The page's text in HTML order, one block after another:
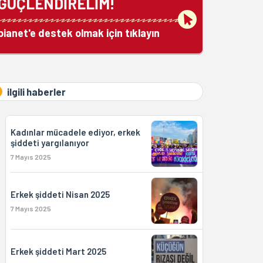
destek olmak için tıklayın
ilgili haberler
Kadınlar mücadele ediyor, erkek
şiddeti yargılanıyor
7 Mayıs 2025
Erkek şiddeti Nisan 2025
7 Mayıs 2025
Erkek şiddeti Mart 2025